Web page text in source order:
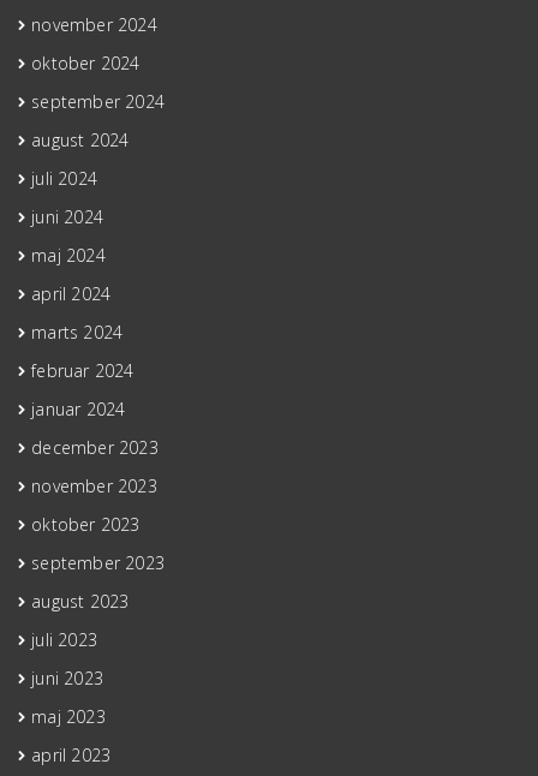
november 2024
oktober 2024
september 2024
august 2024
juli 2024
juni 2024
maj 2024
april 2024
marts 2024
februar 2024
januar 2024
december 2023
november 2023
oktober 2023
september 2023
august 2023
juli 2023
juni 2023
maj 2023
april 2023